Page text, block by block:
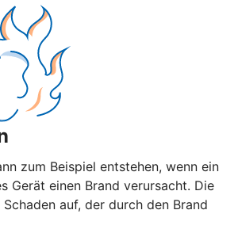
zum Beispiel entstehen, wenn ein
Gerät einen Brand verursacht. Die
auf, der durch den Brand